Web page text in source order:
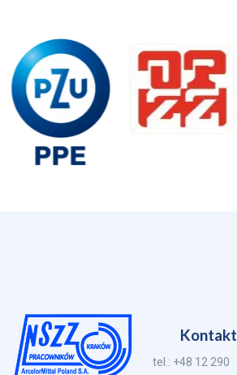
Kontakt
tel.: +48 12 290